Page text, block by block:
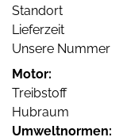
Standort
Lieferzeit
Unsere Nummer
Motor:
Treibstoff
Hubraum
Umweltnormen: